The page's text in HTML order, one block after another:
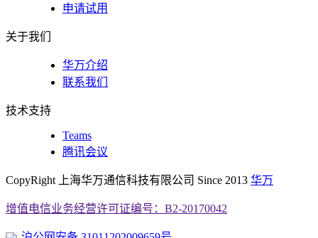
申请试用
关于我们
华万介绍
联系我们
技术支持
Teams
腾讯会议
CopyRight 上海华万通信科技有限公司 Since 2013 华万
增值电信业务经营许可证编号：B2-20170042